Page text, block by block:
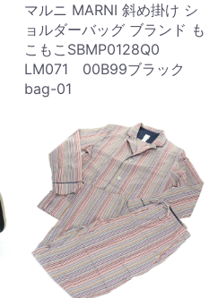
マルニ MARNI 斜め掛け シ
ョルダーバッグ ブランド も
こもこSBMP0128Q0
LM071 00B99ブラック
bag-01